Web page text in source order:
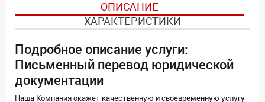
ОПИСАНИЕ
ХАРАКТЕРИСТИКИ
Подробное описание услуги:
Письменный перевод юридической
документации
Наша Компания окажет качественную и своевременную услугу